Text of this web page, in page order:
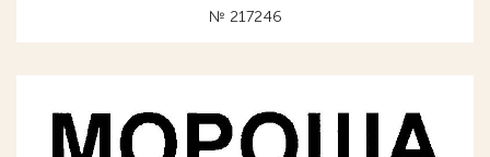
№ 217246